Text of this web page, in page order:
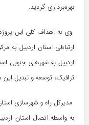
بهره‌برداری گردید.
وی به اهداف کلی این
ارتباطی استان اردبیل به
اردبیل به شهرهای جنوبی
ترافیک، توسعه و تبدیل این
مدیرکل راه و شهرسازی
به واسطه اتصال استان